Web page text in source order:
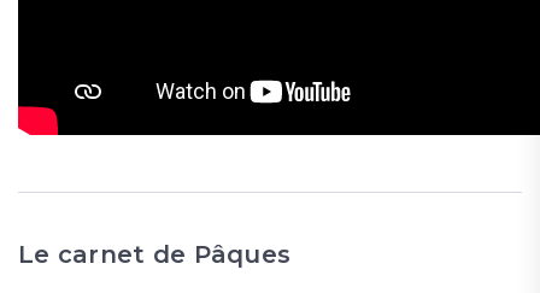
Le carnet de Pâques